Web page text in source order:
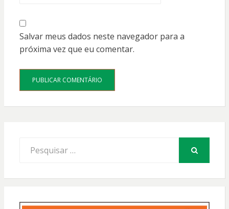
Salvar meus dados neste navegador para a
próxima vez que eu comentar.
por: